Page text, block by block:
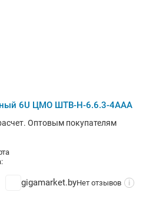
6U ЦМО ШТВ-Н-6.6.3-4ААА
Оптовым покупателям
gigamarket.byНет отзывов i